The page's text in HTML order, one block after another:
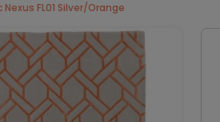
FL01 Silver/Orange